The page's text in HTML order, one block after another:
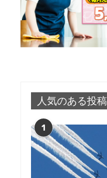
人気のある投稿
1